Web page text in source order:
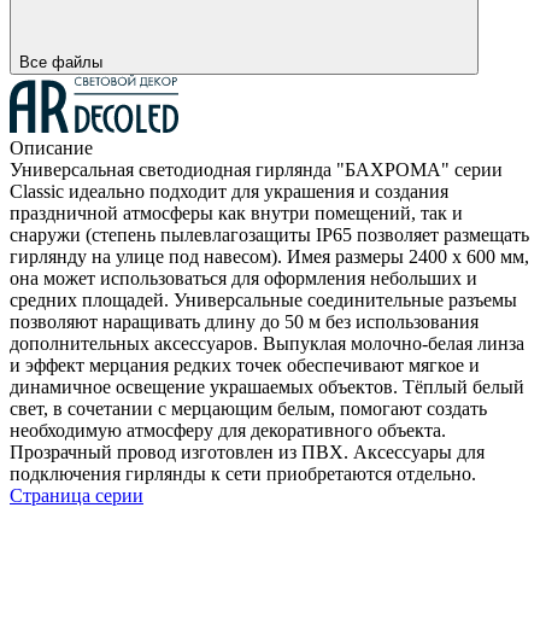
Все файлы
Описание
Универсальная светодиодная гирлянда "БАХРОМА" серии
Classic идеально подходит для украшения и создания
праздничной атмосферы как внутри помещений, так и
снаружи (степень пылевлагозащиты IP65 позволяет размещать
гирлянду на улице под навесом). Имея размеры 2400 x 600 мм,
она может использоваться для оформления небольших и
средних площадей. Универсальные соединительные разъемы
позволяют наращивать длину до 50 м без использования
дополнительных аксессуаров. Выпуклая молочно-белая линза
и эффект мерцания редких точек обеспечивают мягкое и
динамичное освещение украшаемых объектов. Тёплый белый
свет, в сочетании с мерцающим белым, помогают создать
необходимую атмосферу для декоративного объекта.
Прозрачный провод изготовлен из ПВХ. Аксессуары для
подключения гирлянды к сети приобретаются отдельно.
Страница серии